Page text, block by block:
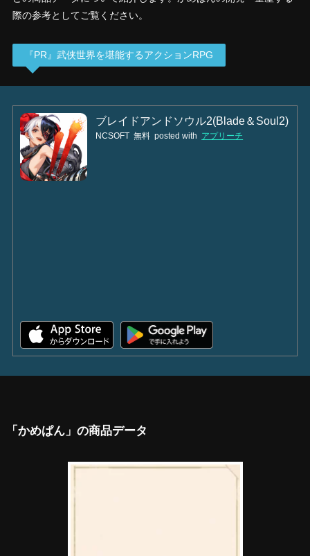
際の参考としてご覧ください。
『PR』武侠世界を堪能するアクションRPG
ブレイドアンドソウル2(Blade＆Soul2)
NCSOFT 無料 posted with アプリーチ
「かめぱん」の商品データ